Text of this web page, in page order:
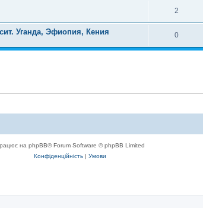
2
Уганда, Эфиопия, Кения 0
на phpBB® Forum Software © phpBB Limited
Конфіденційність | Умови